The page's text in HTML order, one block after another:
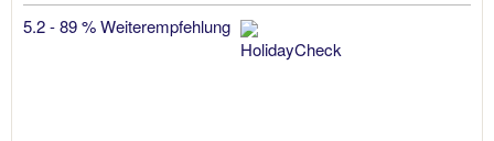
5.2 - 89 % Weiterempfehlung